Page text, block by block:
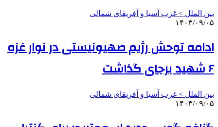
بین الملل > غرب آسیا و آفریقای شمالی
۱۴۰۳/۰۹/۰۵
ادامه توحش رژیم صهیونیستی در نوار غزه
۶ شهید برجای گذاشت
بین الملل > غرب آسیا و آفریقای شمالی
۱۴۰۳/۰۹/۰۵